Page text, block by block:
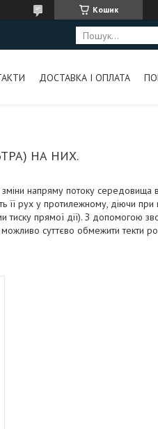
Кошик
ДОСТАВКА І ОПЛАТА
НА НИХ.
напряму потоку середовища в
її рух у протилежному, діючи
тиску прямої дії). З допомогою
суттєво обмежити текти